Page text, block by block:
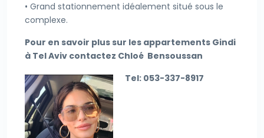
• Grand stationnement idéalement situé sous le
complexe.
Pour en savoir plus sur les appartements Gindi
à Tel Aviv contactez Chloé Bensoussan
Tel: 053-337-8917